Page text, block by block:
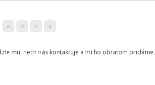
« < > »
mu, nech nás kontaktuje a mi ho obratom pridáme.